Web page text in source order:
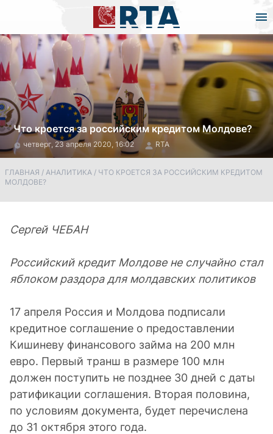
Что кроется за российским кредитом Молдове?
четверг, 23 апреля 2020, 16:02 RTA
ГЛАВНАЯ / АНАЛИТИКА / ЧТО КРОЕТСЯ ЗА РОССИЙСКИМ КРЕДИТОМ
МОЛДОВЕ?
Сергей ЧЕБАН
Российский кредит Молдове не случайно стал
яблоком раздора для молдавских политиков
17 апреля Россия и Молдова подписали
кредитное соглашение о предоставлении
Кишиневу финансового займа на 200 млн
евро. Первый транш в размере 100 млн
должен поступить не позднее 30 дней с даты
ратификации соглашения. Вторая половина,
по условиям документа, будет перечислена
до 31 октября этого года.